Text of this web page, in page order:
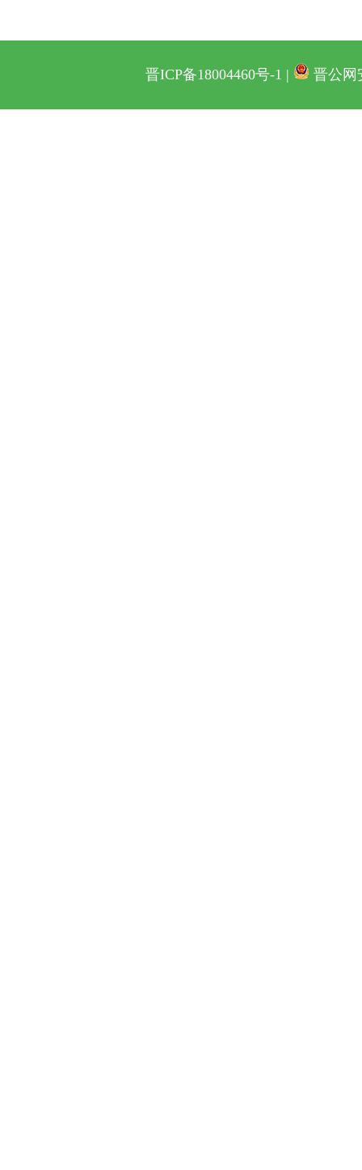
晋ICP备18004460号-1 | 晋公网